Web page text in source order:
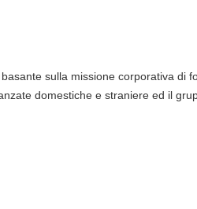
sulla missione corporativa di
domestiche e straniere ed il